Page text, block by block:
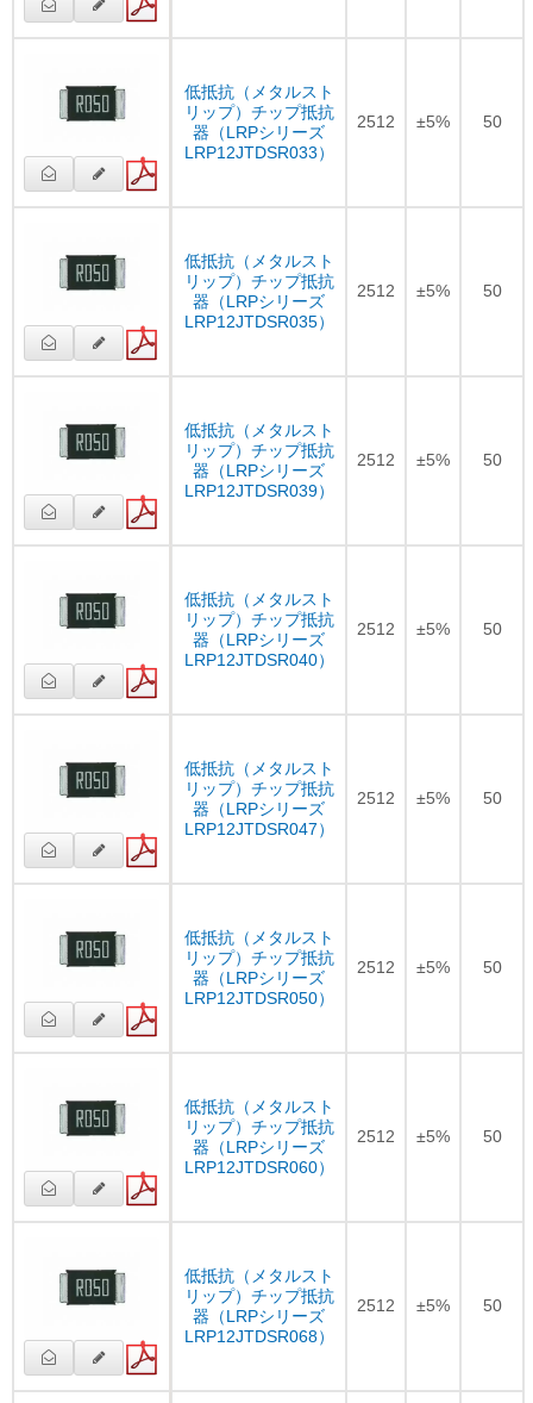
低抵抗（メタルスト
リップ）チップ抵抗
器（LRPシリーズ
LRP12JTDSR033）
2512 ±5% 50
低抵抗（メタルスト
リップ）チップ抵抗
器（LRPシリーズ
LRP12JTDSR035）
2512 ±5% 50
低抵抗（メタルスト
リップ）チップ抵抗
器（LRPシリーズ
LRP12JTDSR039）
2512 ±5% 50
低抵抗（メタルスト
リップ）チップ抵抗
器（LRPシリーズ
LRP12JTDSR040）
2512 ±5% 50
低抵抗（メタルスト
リップ）チップ抵抗
器（LRPシリーズ
LRP12JTDSR047）
2512 ±5% 50
低抵抗（メタルスト
リップ）チップ抵抗
器（LRPシリーズ
LRP12JTDSR050）
2512 ±5% 50
低抵抗（メタルスト
リップ）チップ抵抗
器（LRPシリーズ
LRP12JTDSR060）
2512 ±5% 50
低抵抗（メタルスト
リップ）チップ抵抗
器（LRPシリーズ
LRP12JTDSR068）
2512 ±5% 50